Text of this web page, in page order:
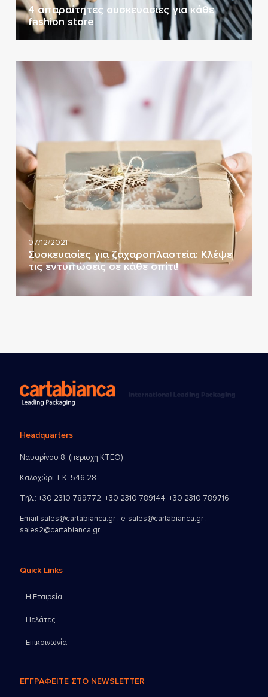
4 απαραίτητες συσκευασίες για κάθε
fashion store
07/12/2021
Συσκευασίες για ζαχαροπλαστεία: Κλέψε
τις εντυπώσεις σε κάθε σπίτι!
Headquarters
Ναυαρίνου 8, (περιοχή ΚΤΕΟ)
Καλοχώρι Τ.Κ. 546 28
Τηλ.: +30 2310 789772, +30 2310 789144, +30 2310 789716
Email:sales@cartabianca.gr , e-sales@cartabianca.gr ,
sales2@cartabianca.gr
Quick Links
Η Εταιρεία
Πελάτες
Επικοινωνία
ΕΓΓΡΑΦΕΙΤΕ ΣΤΟ NEWSLETTER